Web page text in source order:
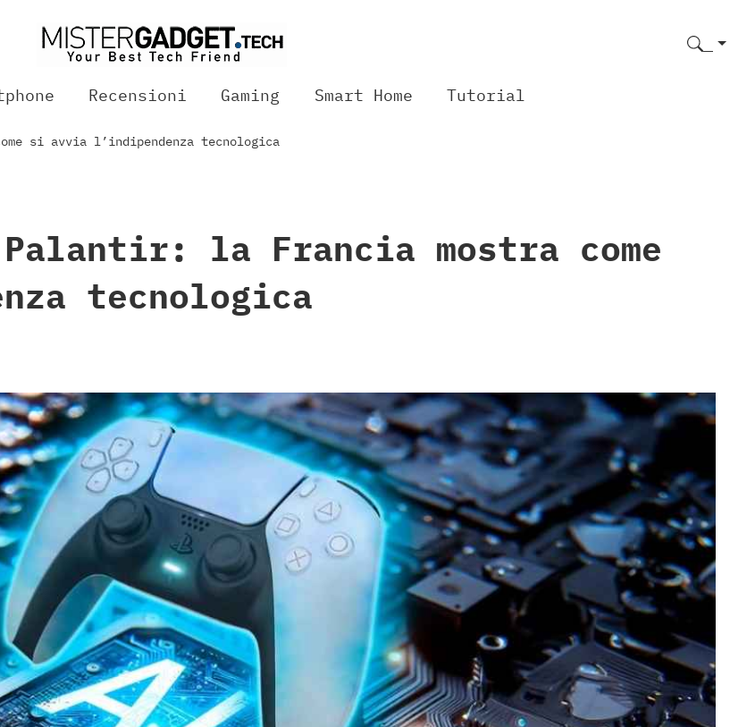
Recensioni Gaming Smart Home Tutorial
si avvia l’indipendenza tecnologica
la Francia mostra come
tecnologica